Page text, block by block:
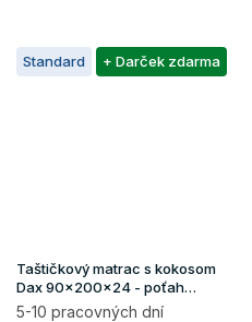
Standard + Darček zdarma
Taštičkový matrac s kokosom
Dax 90x200x24 - poťah
Lavender
5-10 pracovných dní